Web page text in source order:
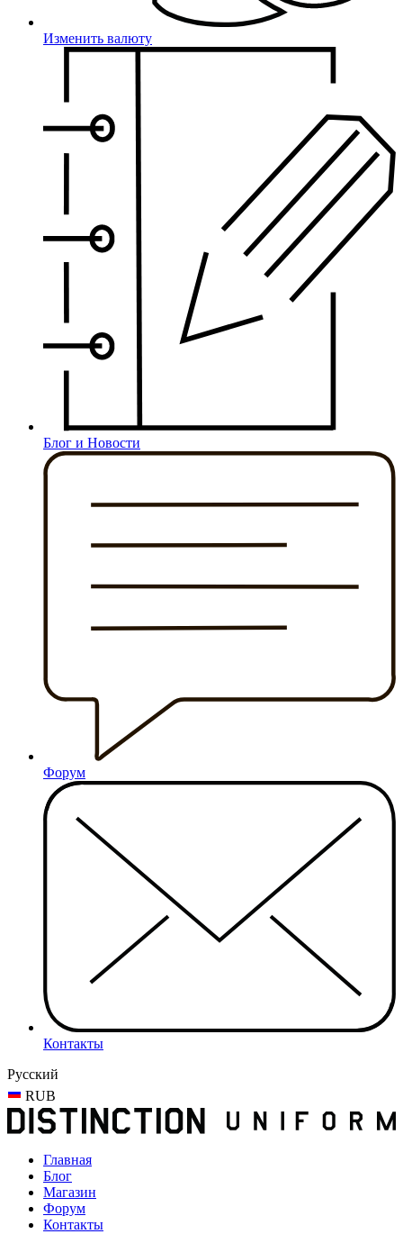
Изменить валюту
Блог и Новости
Форум
Контакты
Русский
RUB
Главная
Блог
Магазин
Форум
Контакты